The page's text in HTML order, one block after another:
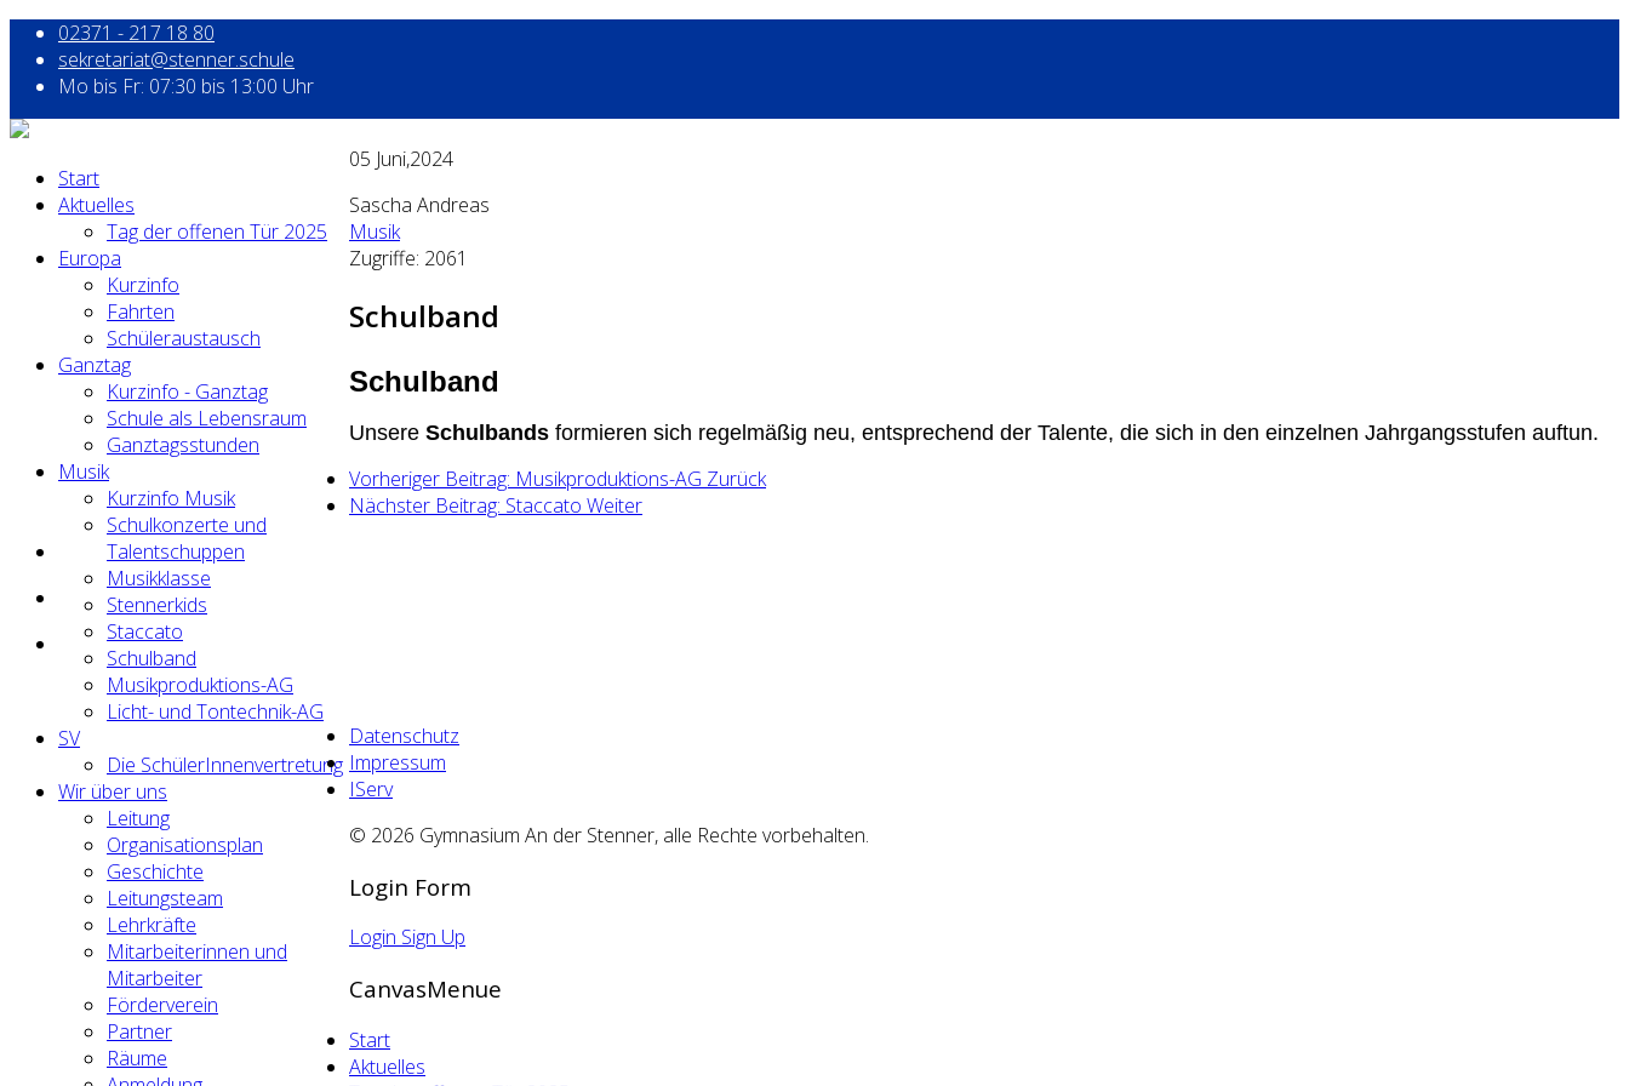
02371 - 217 18 80
sekretariat@stenner.schule
Mo bis Fr: 07:30 bis 13:00 Uhr
Start
Aktuelles
Tag der offenen Tür 2025
Europa
Kurzinfo
Fahrten
Schüleraustausch
Ganztag
Kurzinfo - Ganztag
Schule als Lebensraum
Ganztagsstunden
Musik
Kurzinfo Musik
Schulkonzerte und
Talentschuppen
Musikklasse
Stennerkids
Staccato
Schulband
Musikproduktions-AG
Licht- und Tontechnik-AG
SV
Die SchülerInnenvertretung
Wir über uns
Leitung
Organisationsplan
Geschichte
Leitungsteam
Lehrkräfte
Mitarbeiterinnen und
Mitarbeiter
Förderverein
Partner
Räume
05 Juni,2024
Sascha Andreas
Musik
Zugriffe: 2061
Schulband
Schulband
Unsere Schulbands formieren sich regelmäßig neu, entsprechend der Talente, die sich in den einzelnen Jahrgangsstufen auftun.
Vorheriger Beitrag: Musikproduktions-AG Zurück
Nächster Beitrag: Staccato Weiter
Datenschutz
Impressum
IServ
© 2026 Gymnasium An der Stenner, alle Rechte vorbehalten.
Login Form
Login Sign Up
CanvasMenue
Start
Aktuelles